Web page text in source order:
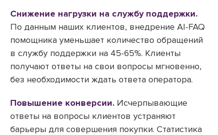
Снижение нагрузки на службу поддержки.
По данным наших клиентов, внедрение AI-FAQ
помощника уменьшает количество обращений
в службу поддержки на 45-65%. Клиенты
получают ответы на свои вопросы мгновенно,
без необходимости ждать ответа оператора.
Повышение конверсии. Исчерпывающие
ответы на вопросы клиентов устраняют
барьеры для совершения покупки. Статистика